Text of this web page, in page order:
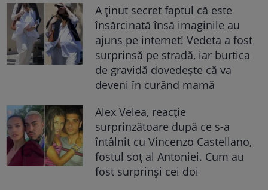
A ținut secret faptul că este
însărcinată însă imaginile au
ajuns pe internet! Vedeta a fost
surprinsă pe stradă, iar burtica
de gravidă dovedește că va
deveni în curând mamă
Alex Velea, reacție
surprinzătoare după ce s-a
întâlnit cu Vincenzo Castellano,
fostul soț al Antoniei. Cum au
fost surprinși cei doi